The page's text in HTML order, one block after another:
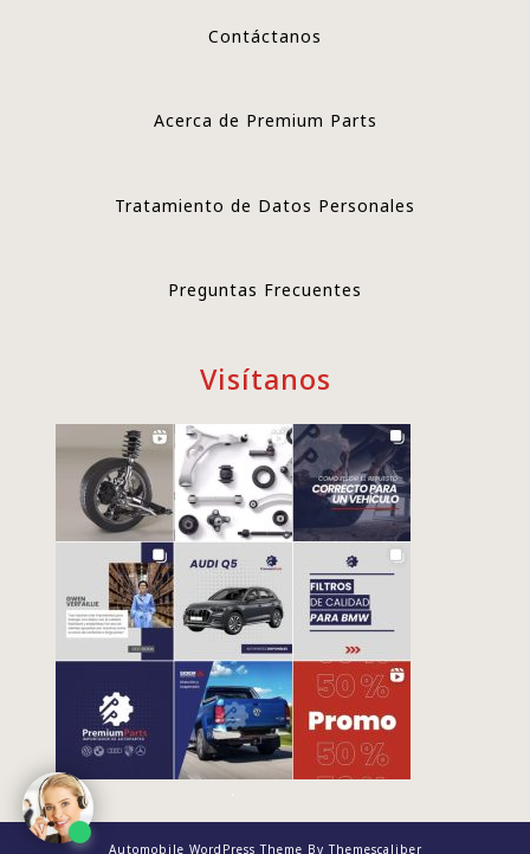
Contáctanos
Acerca de Premium Parts
Tratamiento de Datos Personales
Preguntas Frecuentes
Visítanos
Automobile WordPress Theme By Themescaliber